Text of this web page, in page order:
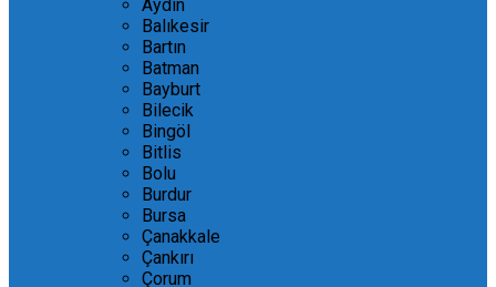
Aydın
Balıkesir
Bartın
Batman
Bayburt
Bilecik
Bingöl
Bitlis
Bolu
Burdur
Bursa
Çanakkale
Çankırı
Çorum